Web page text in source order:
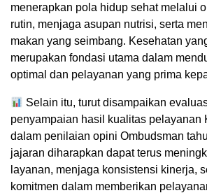
menerapkan pola hidup sehat melalui
rutin, menjaga asupan nutrisi, serta
makan yang seimbang. Kesehatan
merupakan fondasi utama dalam
optimal dan pelayanan yang prima
Selain itu, turut disampaikan
penyampaian hasil kualitas pelayanan
dalam penilaian opini Ombudsman
jajaran diharapkan dapat terus
layanan, menjaga konsistensi kinerja,
komitmen dalam memberikan